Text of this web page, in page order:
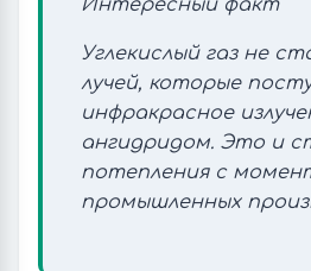
Интересный факт
Углекислый газ не
лучей, которые
инфракрасное
ангидридом. Это и
потепления с
промышленных